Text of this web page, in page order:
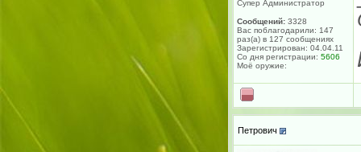
Супер Администратор
Сообщений: 3328
Вас поблагодарили: 147
раз(а) в 127 сообщениях
Зарегистрирован: 04.04.11
Со дня регистрации: 5606
Моё оружие:
Петрович